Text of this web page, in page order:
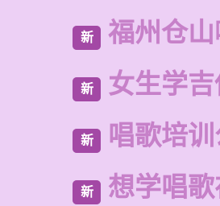
新 福州仓
新 女生学
新 唱歌培
新 想学唱